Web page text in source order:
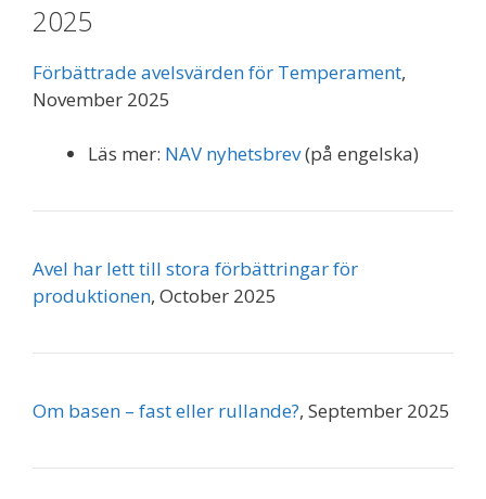
2025
Förbättrade avelsvärden för Temperament,
November 2025
Läs mer: NAV nyhetsbrev(på engelska)
Avel har lett till stora förbättringar för
produktionen, October 2025
Om basen – fast eller rullande?, September 2025